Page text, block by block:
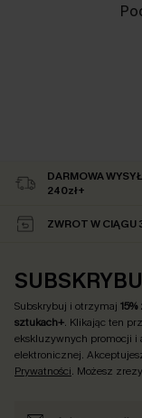
DARMOWA
240zł+
ZWROT W CIĄGU
Subskrybuj i otrzymaj
sztukach+. Klikając ten
ekskluzywnych promocji i
elektronicznej.
Prywatności. Możesz